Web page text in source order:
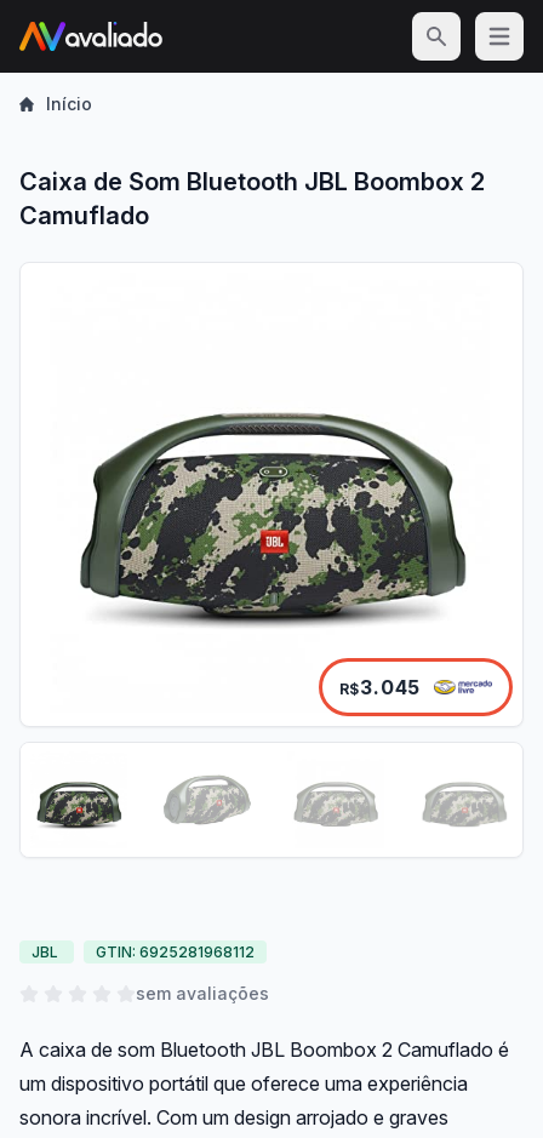
Open
Início
Caixa de Som Bluetooth JBL Boombox 2
Camuflado
R$3.045
JBL GTIN: 6925281968112
sem avaliações
A caixa de som Bluetooth JBL Boombox 2 Camuflado é
um dispositivo portátil que oferece uma experiência
sonora incrível. Com um design arrojado e graves